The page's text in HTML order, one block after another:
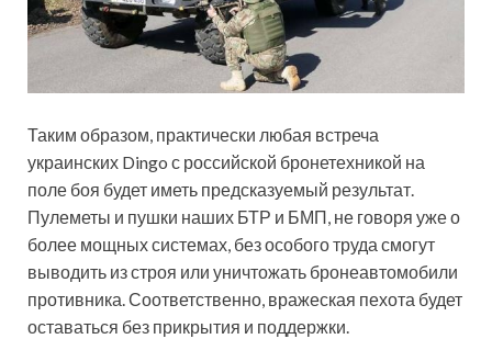
Таким образом, практически любая встреча
украинских Dingo с российской бронетехникой на
поле боя будет иметь предсказуемый результат.
Пулеметы и пушки наших БТР и БМП, не говоря уже о
более мощных системах, без особого труда смогут
выводить из строя или уничтожать бронеавтомобили
противника. Соответственно, вражеская пехота будет
оставаться без прикрытия и поддержки.